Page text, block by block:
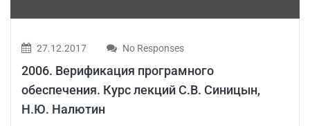
27.12.2017 No Responses
2006. Верификация програмного
обеспечения. Курс лекций С.В. Синицын,
Н.Ю. Налютин